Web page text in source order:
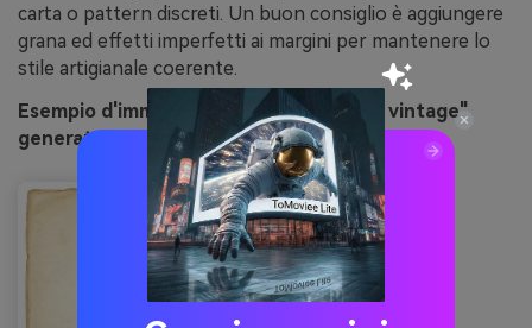
carta o pattern discreti. Un buon consiglio è aggiungere
grana ed effetti imperfetti ai margini per mantenere lo
stile artigianale coerente.
Esempio d'immagine di "note campestri vintage"
generato con media.io